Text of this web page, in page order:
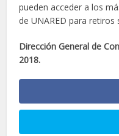
pueden acceder a los
de UNARED para retiros
Dirección General de
2018.